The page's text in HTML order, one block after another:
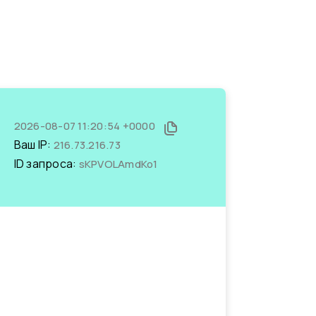
2026-08-07 11:20:54 +0000
Ваш IP: 216.73.216.73
ID запроса: sKPVOLAmdKo1